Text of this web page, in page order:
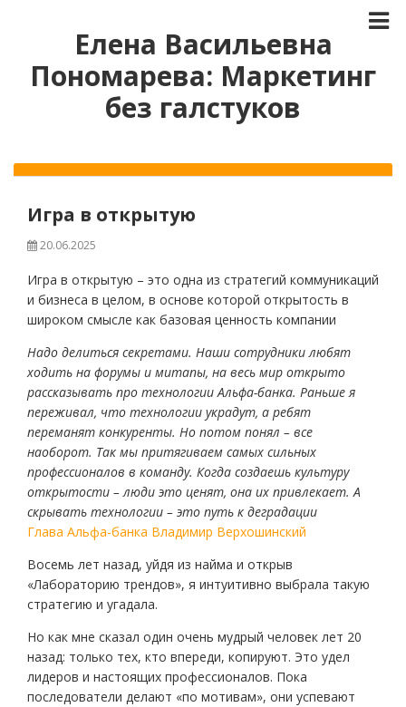
Елена Васильевна
Пономарева: Маркетинг
без галстуков
Игра в открытую
20.06.2025
Игра в открытую – это одна из стратегий коммуникаций
и бизнеса в целом, в основе которой открытость в
широком смысле как базовая ценность компании
Надо делиться секретами. Наши сотрудники любят
ходить на форумы и митапы, на весь мир открыто
рассказывать про технологии Альфа-банка. Раньше я
переживал, что технологии украдут, а ребят
переманят конкуренты. Но потом понял – все
наоборот. Так мы притягиваем самых сильных
профессионалов в команду. Когда создаешь культуру
открытости – люди это ценят, она их привлекает. А
скрывать технологии – это путь к деградации
Глава Альфа-банка Владимир Верхошинский
Восемь лет назад, уйдя из найма и открыв
«Лабораторию трендов», я интуитивно выбрала такую
стратегию и угадала.
Но как мне сказал один очень мудрый человек лет 20
назад: только тех, кто впереди, копируют. Это удел
лидеров и настоящих профессионалов. Пока
последователи делают «по мотивам», они успевают